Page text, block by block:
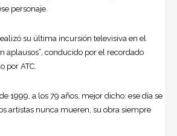
personaje.
su última incursión televisiva en el
aplausos”, conducido por el recordado
por ATC.
1999, a los 79 años, mejor dicho: ese día se
artistas nunca mueren, su obra siempre